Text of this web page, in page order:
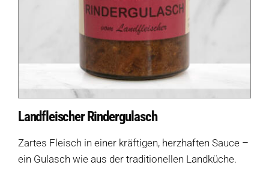
Landfleischer Rindergulasch
Zartes Fleisch in einer kräftigen, herzhaften Sauce –
ein Gulasch wie aus der traditionellen Landküche.